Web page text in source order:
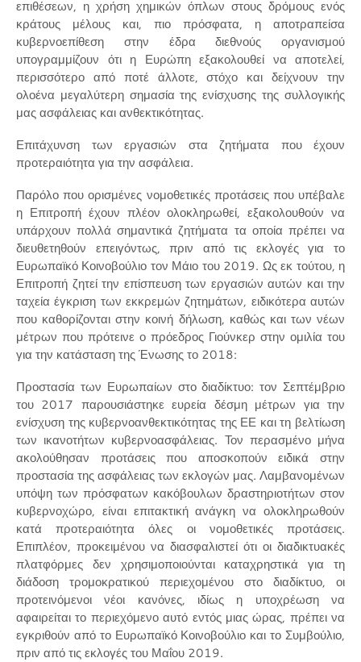
επιθέσεων, η χρήση χημικών όπλων στους δρόμους ενός
κράτους μέλους και, πιο πρόσφατα, η αποτραπείσα
κυβερνοεπίθεση στην έδρα διεθνούς οργανισμού
υπογραμμίζουν ότι η Ευρώπη εξακολουθεί να αποτελεί,
περισσότερο από ποτέ άλλοτε, στόχο και δείχνουν την
ολοένα μεγαλύτερη σημασία της ενίσχυσης της συλλογικής
μας ασφάλειας και ανθεκτικότητας.
Επιτάχυνση των εργασιών στα ζητήματα που έχουν
προτεραιότητα για την ασφάλεια.
Παρόλο που ορισμένες νομοθετικές προτάσεις που υπέβαλε
η Επιτροπή έχουν πλέον ολοκληρωθεί, εξακολουθούν να
υπάρχουν πολλά σημαντικά ζητήματα τα οποία πρέπει να
διευθετηθούν επειγόντως, πριν από τις εκλογές για το
Ευρωπαϊκό Κοινοβούλιο τον Μάιο του 2019. Ως εκ τούτου, η
Επιτροπή ζητεί την επίσπευση των εργασιών αυτών και την
ταχεία έγκριση των εκκρεμών ζητημάτων, ειδικότερα αυτών
που καθορίζονται στην κοινή δήλωση, καθώς και των νέων
μέτρων που πρότεινε ο πρόεδρος Γιούνκερ στην ομιλία του
για την κατάσταση της Ένωσης το 2018:
Προστασία των Ευρωπαίων στο διαδίκτυο: τον Σεπτέμβριο
του 2017 παρουσιάστηκε ευρεία δέσμη μέτρων για την
ενίσχυση της κυβερνοανθεκτικότητας της ΕΕ και τη βελτίωση
των ικανοτήτων κυβερνοασφάλειας. Τον περασμένο μήνα
ακολούθησαν προτάσεις που αποσκοπούν ειδικά στην
προστασία της ασφάλειας των εκλογών μας. Λαμβανομένων
υπόψη των πρόσφατων κακόβουλων δραστηριοτήτων στον
κυβερνοχώρο, είναι επιτακτική ανάγκη να ολοκληρωθούν
κατά προτεραιότητα όλες οι νομοθετικές προτάσεις.
Επιπλέον, προκειμένου να διασφαλιστεί ότι οι διαδικτυακές
πλατφόρμες δεν χρησιμοποιούνται καταχρηστικά για τη
διάδοση τρομοκρατικού περιεχομένου στο διαδίκτυο, οι
προτεινόμενοι νέοι κανόνες, ιδίως η υποχρέωση να
αφαιρείται το περιεχόμενο αυτό εντός μιας ώρας, πρέπει να
εγκριθούν από το Ευρωπαϊκό Κοινοβούλιο και το Συμβούλιο,
πριν από τις εκλογές του Μαΐου 2019.